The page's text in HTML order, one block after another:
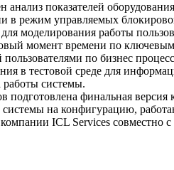
анализ показателей
в режим управляемых
для моделирования работы
момент времени по
по бизнес
в тестовой среде для
работы системы.
подготовлена финальная
на конфигурацию,
ICL Services